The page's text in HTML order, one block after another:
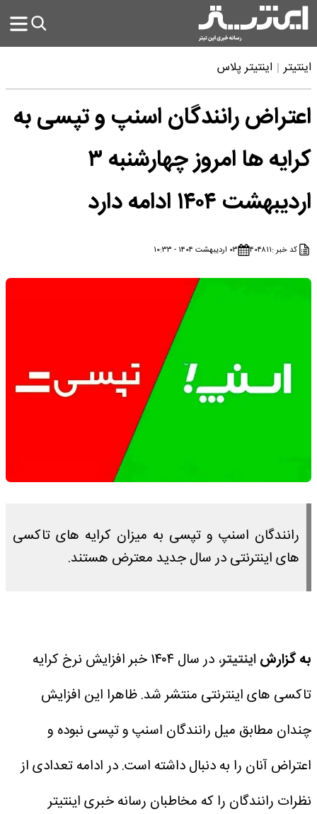
اینتیتر اینتیتر پلاس
اعتراض رانندگان اسنپ و تپسی به
کرایه ها امروز چهارشنبه ۳
اردیبهشت ۱۴۰۴ ادامه دارد
کد خبر :۴۰۴۸۱۱ ۰۳ اردیبهشت ۱۴۰۴ - ۱۰:۳۳
رانندگان اسنپ و تپسی به میزان کرایه های تاکسی
های اینترنتی در سال جدید معترض هستند.
به گزارشاینتیتر
، در سال ۱۴۰۴ خبر افزایش نرخ کرایه
تاکسی های اینترنتی منتشر شد. ظاهرا این افزایش
چندان مطابق میل رانندگان اسنپ و تپسی نبوده و
اعتراض آنان را به دنبال داشته است. در ادامه تعدادی از
نظرات رانندگان را که مخاطبان رسانه خبری اینتیتر